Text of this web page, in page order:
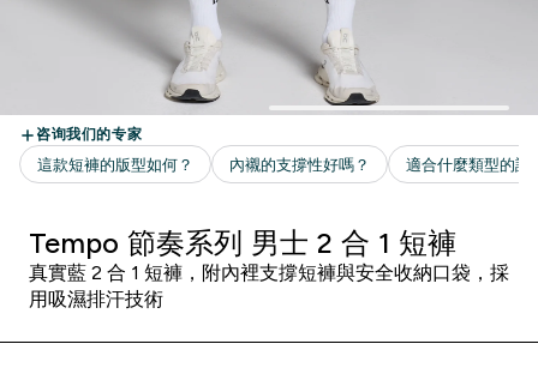
Tempo 節奏系列 男士 2 合 1 短褲
真實藍 2 合 1 短褲，附內裡支撐短褲與安全收納口袋，採
用吸濕排汗技術